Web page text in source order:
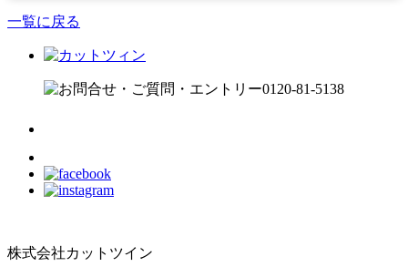
一覧に戻る
株式会社カットツイン